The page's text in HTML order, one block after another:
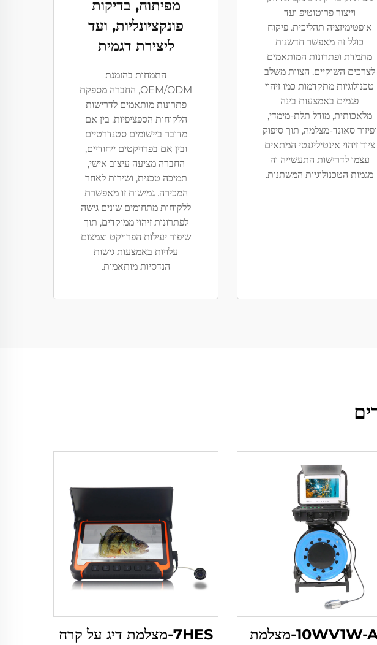
וייצור פרוטוטיפ ועד
אופטימיזציה תהליכית. פיקוח
כולל זה מאפשר חדשנות
מתמדת ופתרונות המותאמים
לצרכים השוקיים. הצוות משלב
טכנולוגיות מתקדמות כמו זיהוי
פגמים באמצעות בינה
מלאכותית, מודל תלת-מימדי,
ופיזור סאונד-מצלמה, תוך סיפוק
ציוד זיהוי אינטיליגנטי המתאים
עצמו לדרישות התעשייה וה
מגמות הטכנולוגיות המשתנות.
מפיתוח, בדיקות
פונקציונליות, ועד
ליצירת דגמית
התמחות בהזמנת
OEM/ODM, החברה מספקת
פתרונות מותאמים לדרישות
הלקוחות הספציפיות. בין אם
מדובר ביישומים סטנדרטיים
ובין אם בפרויקטים ייחודיים,
החברה מציעה עיצוב אישי,
תמיכה טכנית, ושירות לאחר
המכירה. גמישות זו מאפשרת
ללקוחות מתחומים שונים גישה
לפתרונות זיהוי ממוקדים, תוך
שיפור יעילות הפרויקט וצמצום
עלויות באמצעות גישות
הנדסיות מותאמות.
10WV1W-AK-מצלמת
7HES-מצלמת דיג על קרח